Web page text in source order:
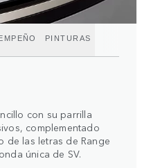
PINTURAS
con su parrilla
complementado
de las letras de Range
única de SV.